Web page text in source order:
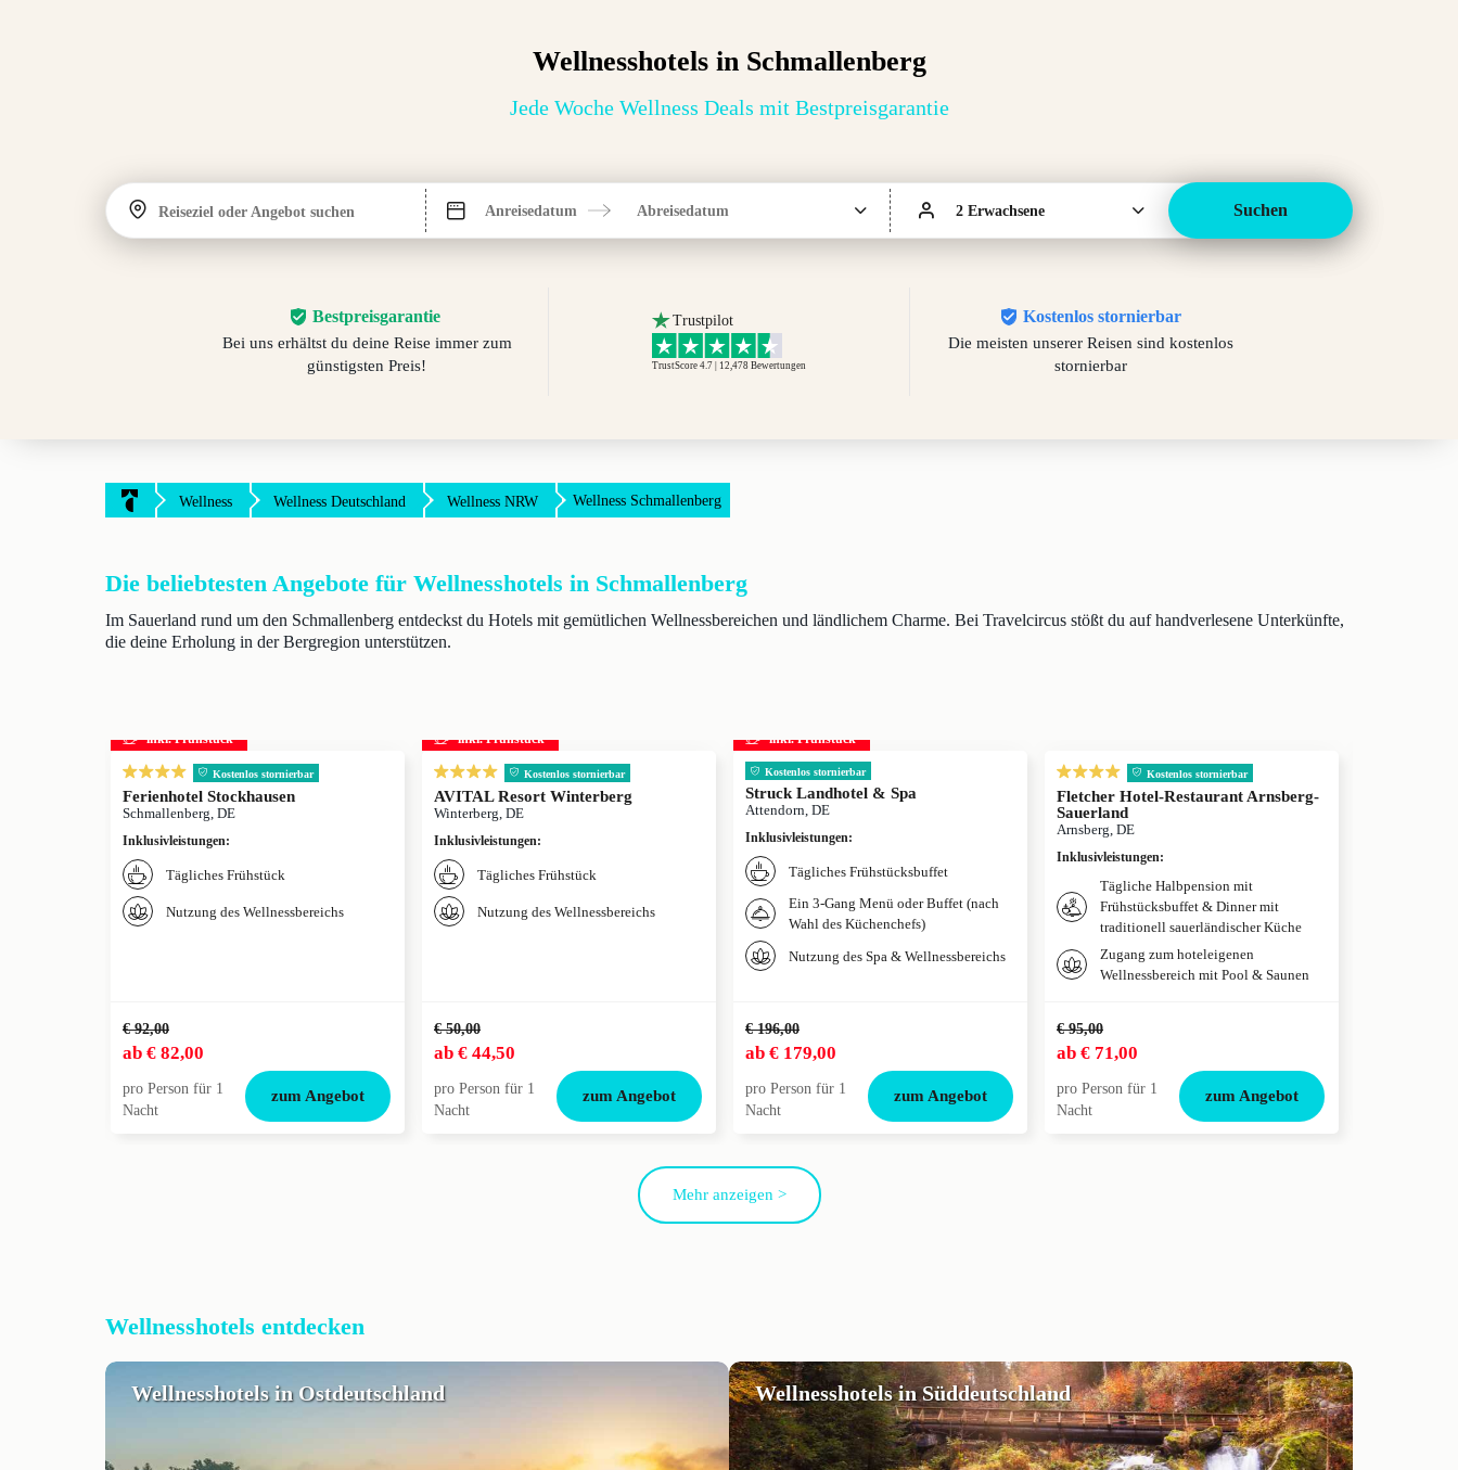
Wellnesshotels in Schmallenberg
Jede Woche Wellness Deals mit Bestpreisgarantie
Reiseziel oder Angebot suchen Anreisedatum Abreisedatum 2 Erwachsene Suchen
Bestpreisgarantie
Bei uns erhältst du deine Reise immer zum
günstigsten Preis!
Trustpilot
TrustScore 4.7 | 12,478 Bewertungen
Kostenlos stornierbar
Die meisten unserer Reisen sind kostenlos
stornierbar
Wellness Wellness Deutschland Wellness NRW Wellness Schmallenberg
Die beliebtesten Angebote für Wellnesshotels in Schmallenberg
Im Sauerland rund um den Schmallenberg entdeckst du Hotels mit gemütlichen Wellnessbereichen und ländlichem Charme. Bei Travelcircus stößt du auf handverlesene Unterkünfte,
die deine Erholung in der Bergregion unterstützen.
inkl. Frühstück
Kostenlos stornierbar
Ferienhotel Stockhausen
Schmallenberg, DE
Inklusivleistungen:
Tägliches Frühstück
Nutzung des Wellnessbereichs
€ 92,00
ab € 82,00
pro Person für 1
Nacht
zum Angebot
inkl. Frühstück
Kostenlos stornierbar
AVITAL Resort Winterberg
Winterberg, DE
Inklusivleistungen:
Tägliches Frühstück
Nutzung des Wellnessbereichs
€ 50,00
ab € 44,50
pro Person für 1
Nacht
zum Angebot
inkl. Frühstück
Kostenlos stornierbar
Struck Landhotel & Spa
Attendorn, DE
Inklusivleistungen:
Tägliches Frühstücksbuffet
Ein 3-Gang Menü oder Buffet (nach
Wahl des Küchenchefs)
Nutzung des Spa & Wellnessbereichs
€ 196,00
ab € 179,00
pro Person für 1
Nacht
zum Angebot
Kostenlos stornierbar
Fletcher Hotel-Restaurant Arnsberg-
Sauerland
Arnsberg, DE
Inklusivleistungen:
Tägliche Halbpension mit
Frühstücksbuffet & Dinner mit
traditionell sauerländischer Küche
Zugang zum hoteleigenen
Wellnessbereich mit Pool & Saunen
€ 95,00
ab € 71,00
pro Person für 1
Nacht
zum Angebot
Mehr anzeigen >
Wellnesshotels entdecken
Wellnesshotels in Ostdeutschland Wellnesshotels in Süddeutschland